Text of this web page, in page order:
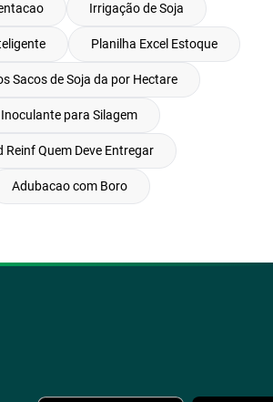
Irrigação de Soja
Planilha Excel Estoque
Sacos de Soja da por Hectare
Inoculante para Silagem
Reinf Quem Deve Entregar
Adubacao com Boro